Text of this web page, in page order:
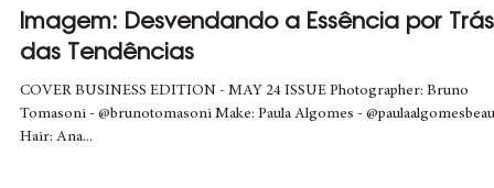
3 de mai. de 2024
2 min de leitura
Juliana Bacellar - O Boom da Consultoria
Imagem: Desvendando a Essência por Trás
das Tendências